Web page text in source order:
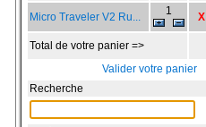
Micro Traveler V2 Ru...
1 X
Total de votre panier =>
Valider votre panier
Recherche